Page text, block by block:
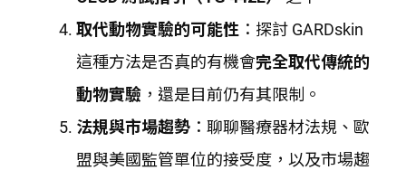
取代動物實驗的可能性 ：探討 GARDskin
這種方法是否真的有機會完全取代傳統的
動物實驗 ，還是目前仍有其限制。
法規與市場趨勢 ：聊聊醫療器材法規、歐
盟與美國監管單位的接受度，以及市場趨